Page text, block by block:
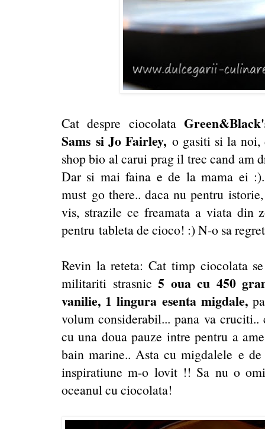
Cat despre ciocolata
Sams si Jo Fairley, o gasiti si la
shop bio al carui prag il trec cand am
Dar si mai faina e de la mama ei
must go there.. daca nu pentru
vis, strazile ce freamata a viata din
pentru tableta de cioco! :) N-o sa
Revin la reteta: Cat timp ciocolata
militariti strasnic5 oua cu 450
vanilie, 1 lingura esenta migdale,
volum considerabil... pana va
cu una doua pauze intre pentru a
bain marine.. Asta cu migdalele e
inspiratiune m-o lovit !! Sa nu o
oceanul cu ciocolata!